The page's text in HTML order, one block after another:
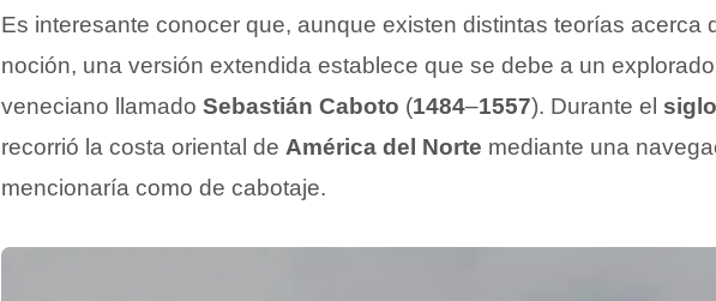
Es interesante conocer que, aunque existen distintas teorías acerca
noción, una versión extendida establece que se debe a un
veneciano llamado Sebastián Caboto (1484–1557). Durante el
recorrió la costa oriental de América del Norte mediante una
mencionaría como de cabotaje.